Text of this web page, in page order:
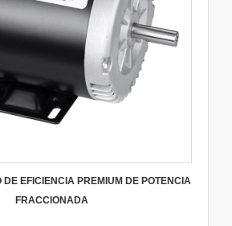
DE EFICIENCIA PREMIUM DE POTENCIA
FRACCIONADA